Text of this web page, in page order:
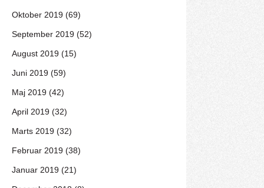
Oktober 2019 (69)
September 2019 (52)
August 2019 (15)
Juni 2019 (59)
Maj 2019 (42)
April 2019 (32)
Marts 2019 (32)
Februar 2019 (38)
Januar 2019 (21)